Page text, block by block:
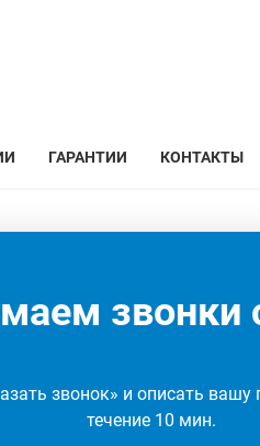
ГАРАНТИИ КОНТАКТЫ
звонки
звонок» и описать
течение 10 мин.